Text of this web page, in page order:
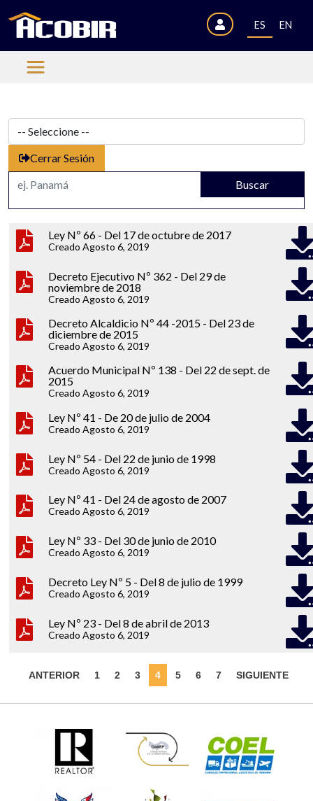
ES EN
Cerrar Sesión
Buscar
Ley Nº 66 - Del 17 de octubre de 2017
Creado Agosto 6, 2019
Decreto Ejecutivo Nº 362 - Del 29 de
noviembre de 2018
Creado Agosto 6, 2019
Decreto Alcaldicio Nº 44 -2015 - Del 23 de
diciembre de 2015
Creado Agosto 6, 2019
Acuerdo Municipal Nº 138 - Del 22 de sept. de
2015
Creado Agosto 6, 2019
Ley Nº 41 - De 20 de julio de 2004
Creado Agosto 6, 2019
Ley Nº 54 - Del 22 de junio de 1998
Creado Agosto 6, 2019
Ley Nº 41 - Del 24 de agosto de 2007
Creado Agosto 6, 2019
Ley Nº 33 - Del 30 de junio de 2010
Creado Agosto 6, 2019
Decreto Ley Nº 5 - Del 8 de julio de 1999
Creado Agosto 6, 2019
Ley Nº 23 - Del 8 de abril de 2013
Creado Agosto 6, 2019
ANTERIOR 1 2 3 4 5 6 7 SIGUIENTE